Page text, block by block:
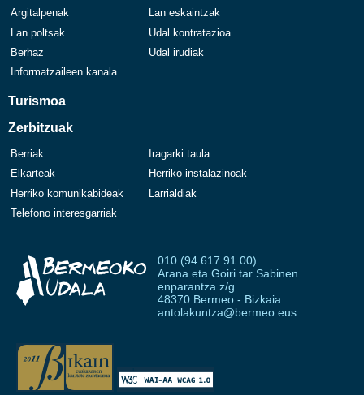
Argitalpenak
Lan eskaintzak
Lan poltsak
Udal kontratazioa
Berhaz
Udal irudiak
Informatzaileen kanala
Turismoa
Zerbitzuak
Berriak
Iragarki taula
Elkarteak
Herriko instalazinoak
Herriko komunikabideak
Larrialdiak
Telefono interesgarriak
010 (94 617 91 00)
Arana eta Goiri tar Sabinen
enparantza z/g
48370 Bermeo - Bizkaia
antolakuntza@bermeo.eus